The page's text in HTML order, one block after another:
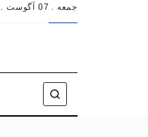
جمعه . 07 آگوست . 2026